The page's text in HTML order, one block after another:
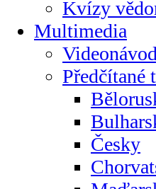
Kvízy
Multimedia
Předčítané
Česky